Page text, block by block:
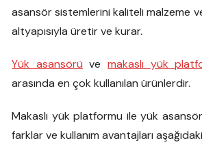
asansör sistemlerini kaliteli malzeme
altyapısıyla üretir ve kurar.
Yük asansörü ve makaslı yük
arasında en çok kullanılan ürünlerdir.
Makaslı yük platformu ile yük
farklar ve kullanım avantajları